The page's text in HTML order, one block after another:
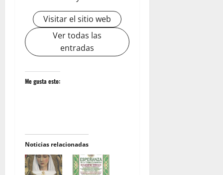
Visitar el sitio web
Ver todas las
entradas
Me gusta esto:
Noticias relacionadas